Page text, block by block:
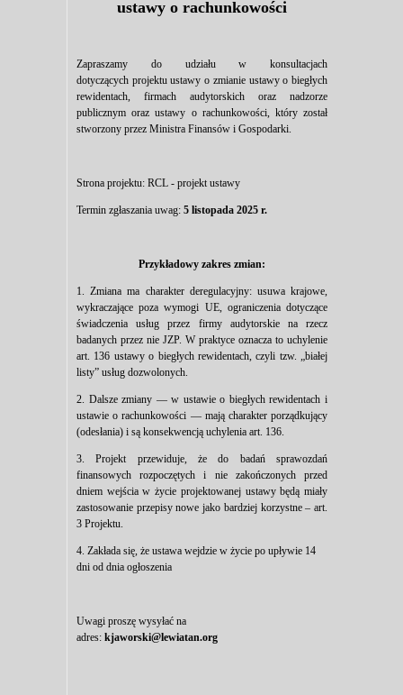
ustawy o rachunkowości
Zapraszamy do udziału w konsultacjach
dotyczących projektu ustawy o zmianie ustawy o biegłych
rewidentach, firmach audytorskich oraz nadzorze
publicznym oraz ustawy o rachunkowości, który został
stworzony przez Ministra Finansów i Gospodarki.
Strona projektu: RCL - projekt ustawy
Termin zgłaszania uwag: 5 listopada 2025 r.
Przykładowy zakres zmian:
1. Zmiana ma charakter deregulacyjny: usuwa krajowe,
wykraczające poza wymogi UE, ograniczenia dotyczące
świadczenia usług przez firmy audytorskie na rzecz
badanych przez nie JZP. W praktyce oznacza to uchylenie
art. 136 ustawy o biegłych rewidentach, czyli tzw. „białej
listy” usług dozwolonych.
2. Dalsze zmiany — w ustawie o biegłych rewidentach i
ustawie o rachunkowości — mają charakter porządkujący
(odesłania) i są konsekwencją uchylenia art. 136.
3. Projekt przewiduje, że do badań sprawozdań
finansowych rozpoczętych i nie zakończonych przed
dniem wejścia w życie projektowanej ustawy będą miały
zastosowanie przepisy nowe jako bardziej korzystne – art.
3 Projektu.
4. Zakłada się, że ustawa wejdzie w życie po upływie 14
dni od dnia ogłoszenia
Uwagi proszę wysyłać na
adres: kjaworski@lewiatan.org